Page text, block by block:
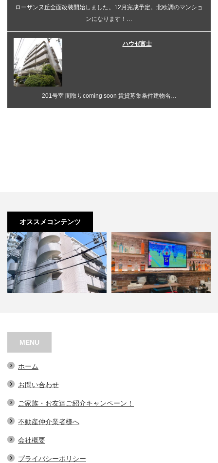
ローザンヌ丘全面改装開始しました。12月完成予定。北欧調のマンショ
ンになります！…
ハウゼ富士
201号室 間取りcoming soon 賃貸募集条件建物名…
オススメコンテンツ
シャトー江之子島
MENU
ホーム
お問い合わせ
ご家族・お友達ご紹介キャンペーン！
不動産仲介業者様へ
会社概要
プライバシーポリシー